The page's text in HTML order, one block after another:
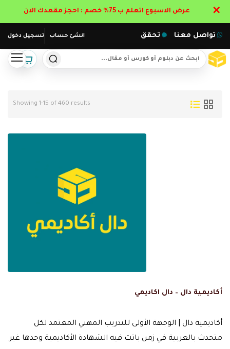
انشئ حساب تسجيل دخول تواصل معنا تحقق
Showing 1-15 of 460 results
أكاديمية دال – دال اكاديمي
أكاديمية دال | الوجهة الأولى للتدريب المهني المعتمد لكل
متحدث بالعربية في زمن باتت فيه الشهادة الأكاديمية وحدها غير
عرض الاسبوع اتعلم ب 75% خصم : احجز مقعدك الان ✕